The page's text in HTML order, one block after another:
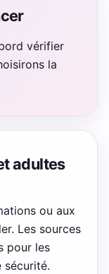
vérifier
la
adultes
ou aux
Les sources
pour les
sécurité.